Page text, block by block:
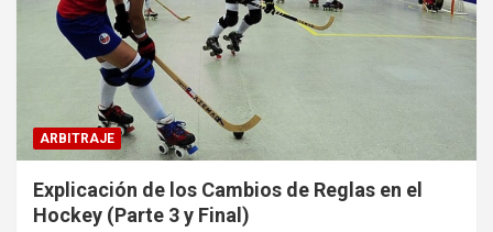
ARBITRAJE
Explicación de los Cambios de Reglas en el
Hockey (Parte 3 y Final)